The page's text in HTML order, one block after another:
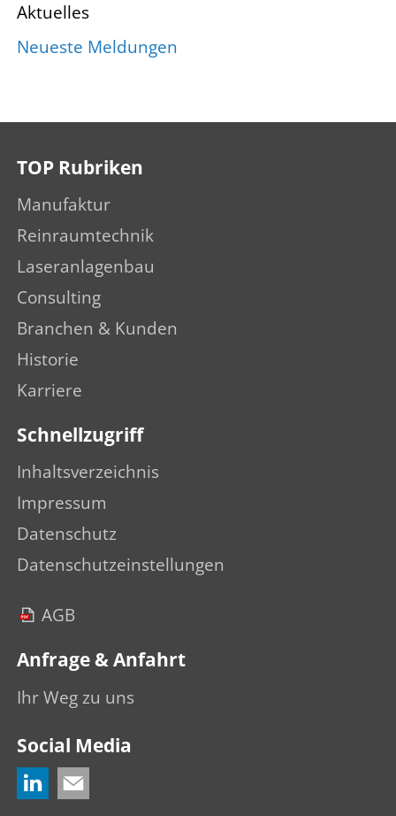
Aktuelles
Neueste Meldungen
TOP Rubriken
Manufaktur
Reinraumtechnik
Laseranlagenbau
Consulting
Branchen & Kunden
Historie
Karriere
Schnellzugriff
Inhaltsverzeichnis
Impressum
Datenschutz
Datenschutzeinstellungen
AGB
Anfrage & Anfahrt
Ihr Weg zu uns
Social Media